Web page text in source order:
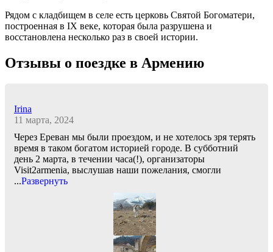
Рядом с кладбищем в селе есть церковь Святой Богоматери,
построенная в IX веке, которая была разрушена и
восстановлена несколько раз в своей истории.
Отзывы о поездке в Армению
Irina
11 марта, 2024
Через Ереван мы были проездом, и не хотелось зря терять
время в таком богатом историей городе. В субботний
день 2 марта, в течении часа(!), организаторы
Visit2armenia, выслушав наши пожелания, смогли
...Развернуть